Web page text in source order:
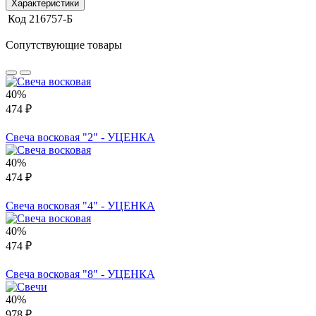
Характеристики
Код 216757-Б
Сопутствующие товары
40%
474 ₽
Свеча восковая "2" - УЦЕНКА
40%
474 ₽
Свеча восковая "4" - УЦЕНКА
40%
474 ₽
Свеча восковая "8" - УЦЕНКА
40%